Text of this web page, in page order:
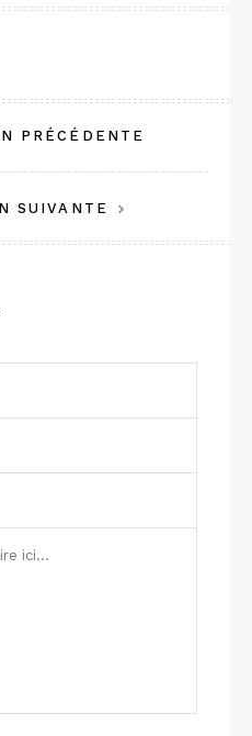
PRÉCÉDENTE
SUIVANTE